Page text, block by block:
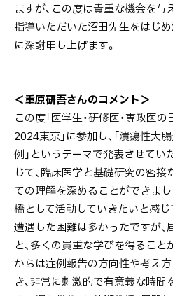
ますが、この度は貴重な機会を与
指導いただいた沼田先生をはじ
に深謝申し上げます。
＜重原研吾さんのコメント＞
この度「医学生・研修医・専攻医
2024東京」に参加し、「潰瘍性
例」というテーマで発表させてい
じて、臨床医学と基礎研究の密
ての理解を深めることができま
橋として活動していきたいと感
遭遇した困難は多かったですが
と、多くの貴重な学びを得ること
からは症例報告の方向性や考え
き、非常に刺激的で有意義な時間